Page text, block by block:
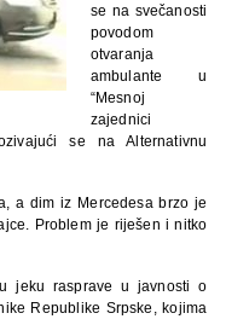
se na svečanosti
povodom
otvaranja
ambulante u
“Mesnoj
zajednici
se na Alternativnu
a dim iz Mercedesa brzo je
Problem je riješen i nitko
jeku rasprave u javnosti o
Republike Srpske, kojima